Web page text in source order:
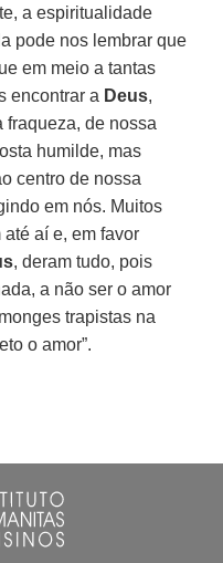
a espiritualidade
pode nos lembrar que
em meio a tantas
encontrar a Deus,
fraqueza, de nossa
humilde, mas
centro de nossa
em nós. Muitos
aí e, em favor
, deram tudo, pois
a não ser o amor
trapistas na
o amor”.